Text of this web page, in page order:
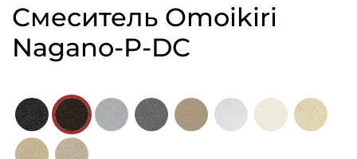
Смеситель Omoikiri
Nagano-P-DC